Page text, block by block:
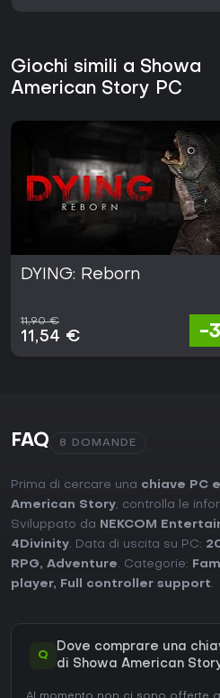
Giochi simili a Showa
American Story PC
DYING: Reborn
11,90 €
11,54 € -
FAQ 8 DOMANDE
Prima di cercare una chiave PC
American Story, controlla le
Sviluppato da
NEKCOM
4Divinity. Data di uscita su PC:
RPG, Adventure. Categorie:
player, Full controller support.
Q
Dove comprare una
di Showa American